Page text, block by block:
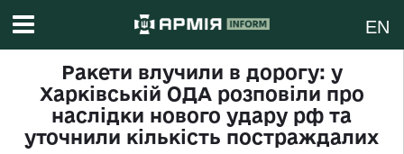
EN
Ракети влучили в дорогу: у
Харківській ОДА розповіли про
наслідки нового удару рф та
уточнили кількість постраждалих